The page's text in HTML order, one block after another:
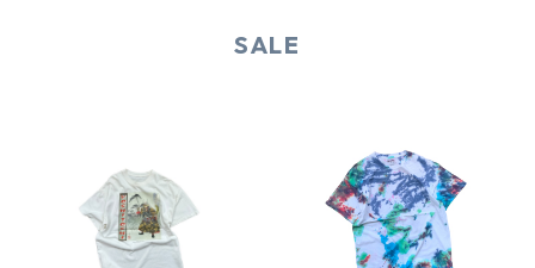
SALE